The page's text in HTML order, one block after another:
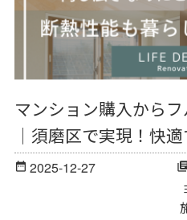
マンション購入から
｜須磨区で実現！快
date_range 2025-12-27